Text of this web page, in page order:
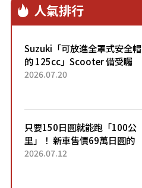
人氣排行
Suzuki「可放進全罩式安全帽
的 125cc」Scooter 備受矚
目！採用全新流線設計與各項
2026.07.20
只要150日圓就能跑「100公
里」！ 新車售價69萬日圓的
「3人座」Trike大受歡迎！ 順
2026.07.12